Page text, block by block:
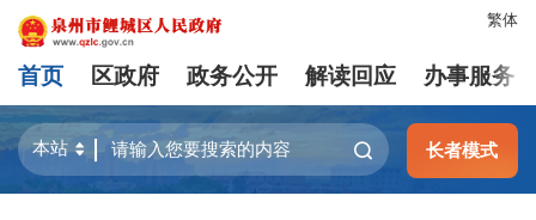
繁体
首页 区政府 政务公开 解读回应 办事服务
长者模式